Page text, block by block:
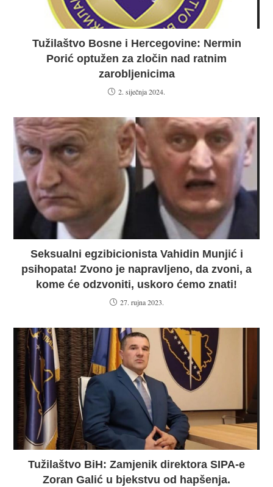
Tužilaštvo Bosne i Hercegovine: Nermin
Porić optužen za zločin nad ratnim
zarobljenicima
2. siječnja 2024.
Seksualni egzibicionista Vahidin Munjić i
psihopata! Zvono je napravljeno, da zvoni, a
kome će odzvoniti, uskoro ćemo znati!
27. rujna 2023.
Tužilaštvo BiH: Zamjenik direktora SIPA-e
Zoran Galić u bjekstvu od hapšenja.